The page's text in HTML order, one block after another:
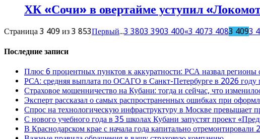
ХК «Сочи» в овертайме уступил
Страница 3 409 из 3 853Первый...3 3803 3903 400«3 4073 4083 4093
Последние записи
Плюс 6 процентных пунктов к аккуратности: РСА назвал регионы
РСА: средняя выплата по ОСАГО в Санкт-Петербурге в 2026 году
Страховое мошенничество на Кубани: тогда и сейчас, что
Эксперт рассказал о самых распространенных ошибках при
Спрос на технологическую инфраструктуру в Москве
С нового учебного года в 35 школах Кубани запустят проект
В Краснодарском крае с начала года капитально